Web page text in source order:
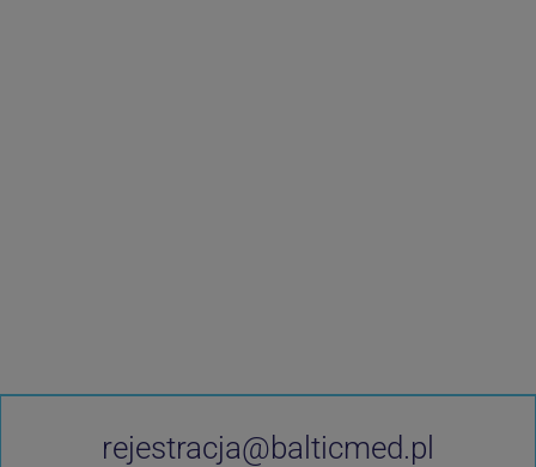
rejestracja@balticmed.pl